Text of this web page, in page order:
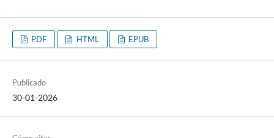
PDF HTML EPUB
Publicado
30-01-2026